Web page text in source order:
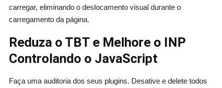
carregar, eliminando o deslocamento visual durante o
carregamento da página.
Reduza o TBT e Melhore o INP
Controlando o JavaScript
Faça uma auditoria dos seus plugins. Desative e delete todos